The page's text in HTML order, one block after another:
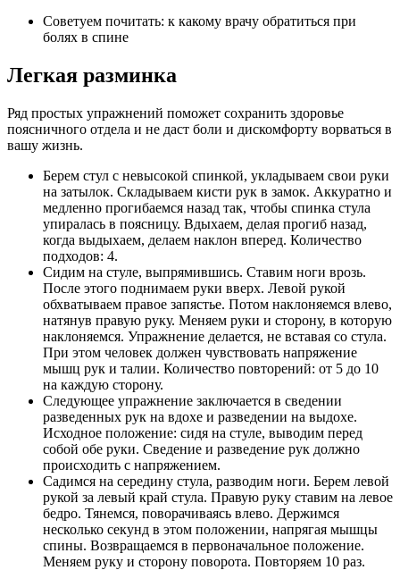
Советуем почитать: к какому врачу обратиться при
болях в спине
Легкая разминка
Ряд простых упражнений поможет сохранить здоровье
поясничного отдела и не даст боли и дискомфорту ворваться в
вашу жизнь.
Берем стул с невысокой спинкой, укладываем свои руки
на затылок. Складываем кисти рук в замок. Аккуратно и
медленно прогибаемся назад так, чтобы спинка стула
упиралась в поясницу. Вдыхаем, делая прогиб назад,
когда выдыхаем, делаем наклон вперед. Количество
подходов: 4.
Сидим на стуле, выпрямившись. Ставим ноги врозь.
После этого поднимаем руки вверх. Левой рукой
обхватываем правое запястье. Потом наклоняемся влево,
натянув правую руку. Меняем руки и сторону, в которую
наклоняемся. Упражнение делается, не вставая со стула.
При этом человек должен чувствовать напряжение
мышц рук и талии. Количество повторений: от 5 до 10
на каждую сторону.
Следующее упражнение заключается в сведении
разведенных рук на вдохе и разведении на выдохе.
Исходное положение: сидя на стуле, выводим перед
собой обе руки. Сведение и разведение рук должно
происходить с напряжением.
Садимся на середину стула, разводим ноги. Берем левой
рукой за левый край стула. Правую руку ставим на левое
бедро. Тянемся, поворачиваясь влево. Держимся
несколько секунд в этом положении, напрягая мышцы
спины. Возвращаемся в первоначальное положение.
Меняем руку и сторону поворота. Повторяем 10 раз.